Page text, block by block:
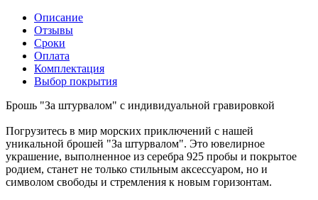
Описание
Отзывы
Сроки
Оплата
Комплектация
Выбор покрытия
Брошь "За штурвалом" с индивидуальной гравировкой
Погрузитесь в мир морских приключений с нашей
уникальной брошей "За штурвалом". Это ювелирное
украшение, выполненное из серебра 925 пробы и покрытое
родием, станет не только стильным аксессуаром, но и
символом свободы и стремления к новым горизонтам.